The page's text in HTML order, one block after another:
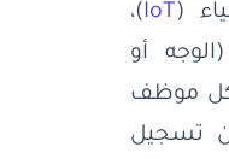
(
IoT)،
أو
موظف
تسجيل